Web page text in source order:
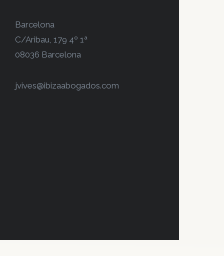
Barcelona
C/Aribau, 179 4º 1ª
08036 Barcelona
jvives@ibizaabogados.com